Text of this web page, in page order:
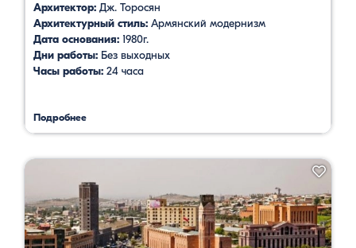
Архитектор: Дж. Торосян
Архитектурный стиль: Армянский модернизм
Дата основания: 1980г.
Дни работы: Без выходных
Часы работы: 24 часа
Подробнее